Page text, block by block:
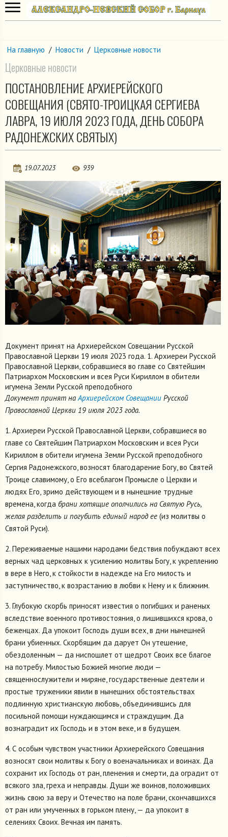
На главную / Новости / Церковные новости
Церковные новости
ПОСТАНОВЛЕНИЕ АРХИЕРЕЙСКОГО
СОВЕЩАНИЯ (СВЯТО-ТРОИЦКАЯ СЕРГИЕВА
ЛАВРА, 19 ИЮЛЯ 2023 ГОДА, ДЕНЬ СОБОРА
РАДОНЕЖСКИХ СВЯТЫХ)
19.07.2023 939
Документ принят на Архиерейском Совещании Русской
Православной Церкви 19 июля 2023 года. 1. Архиереи Русской
Православной Церкви, собравшиеся во главе со Святейшим
Патриархом Московским и всея Руси Кириллом в обители
игумена Земли Русской преподобного
Документ принят наАрхиерейском Совещании Русской
Православной Церкви 19 июля 2023 года.
1. Архиереи Русской Православной Церкви, собравшиеся во
главе со Святейшим Патриархом Московским и всея Руси
Кириллом в обители игумена Земли Русской преподобного
Сергия Радонежского, возносят благодарение Богу, во Святей
Троице славимому, о Его всеблагом Промысле о Церкви и
людях Его, зримо действующем и в нынешние трудные
времена, когда брани хотящие ополчились на Святую Русь,
желая разделить и погубить единый народ ее (из молитвы о
Святой Руси).
2. Переживаемые нашими народами бедствия побуждают всех
верных чад церковных к усилению молитвы Богу, к укреплению
в вере в Него, к стойкости в надежде на Его милость и
заступничество, к возрастанию в любви к Нему и к ближним.
3. Глубокую скорбь приносят известия о погибших и раненых
вследствие военного противостояния, о лишившихся крова, о
беженцах. Да упокоит Господь души всех, в дни нынешней
брани убиенных. Скорбящим да дарует Он утешение,
обездоленным — да ниспошлет от щедрот Своих все благое
на потребу. Милостью Божией многие люди —
священнослужители и миряне, государственные деятели и
простые труженики явили в нынешних обстоятельствах
подлинную христианскую любовь, объединившись для
посильной помощи нуждающимся и страждущим. Да
вознаградит их Господь и в этом веке, и в будущем.
4. С особым чувством участники Архиерейского Совещания
возносят свои молитвы к Богу о военачальниках и воинах. Да
сохранит их Господь от ран, пленения и смерти, да оградит от
всякого зла, греха и неправды. Души же воинов, положивших
жизнь свою за веру и Отечество на поле брани, скончавшихся
от ран или умученных в горьком плену, — да упокоит в
селениях Своих. Вечная им память.